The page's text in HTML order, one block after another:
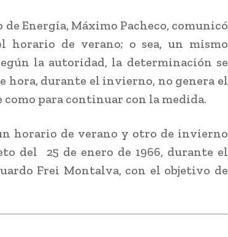
Energía, Máximo Pacheco, comunicó
horario de verano; o sea, un mismo
la autoridad, la determinación se
hora, durante el invierno, no genera el
para continuar con la medida.
horario de verano y otro de invierno
del 25 de enero de 1966, durante el
Frei Montalva, con el objetivo de